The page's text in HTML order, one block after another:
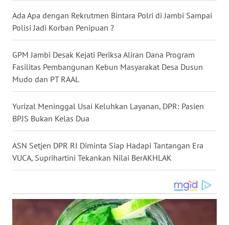
Ada Apa dengan Rekrutmen Bintara Polri di Jambi Sampai
Polisi Jadi Korban Penipuan ?
GPM Jambi Desak Kejati Periksa Aliran Dana Program
Fasilitas Pembangunan Kebun Masyarakat Desa Dusun
Mudo dan PT RAAL
Yurizal Meninggal Usai Keluhkan Layanan, DPR: Pasien
BPJS Bukan Kelas Dua
ASN Setjen DPR RI Diminta Siap Hadapi Tantangan Era
VUCA, Suprihartini Tekankan Nilai BerAKHLAK
WN
JATIM
WN
WN
WN
KALSEL